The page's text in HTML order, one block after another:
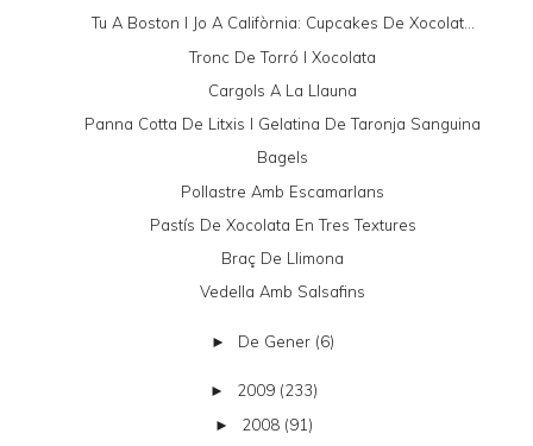
Tu A Boston I Jo A Califòrnia: Cupcakes De Xocolat...
Tronc De Torró I Xocolata
Cargols A La Llauna
Panna Cotta De Litxis I Gelatina De Taronja Sanguina
Bagels
Pollastre Amb Escamarlans
Pastís De Xocolata En Tres Textures
Braç De Llimona
Vedella Amb Salsafins
► De Gener (6)
► 2009 (233)
► 2008 (91)